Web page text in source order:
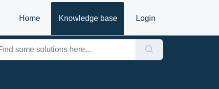
Home Knowledge base Login